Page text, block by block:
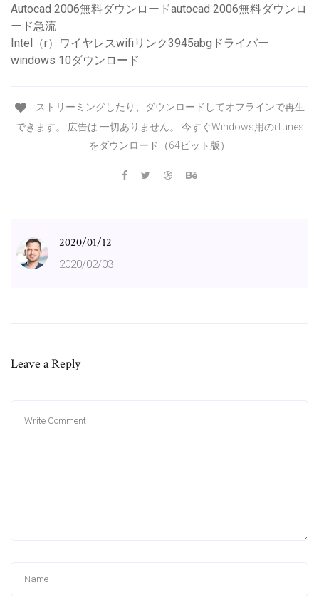
Autocad 2006無料ダウンロードautocad 2006無料ダウンロ
ード急流
Intel（r）ワイヤレスwifiリンク3945abgドライバー
windows 10ダウンロード
ストリーミングしたり、ダウンロードしてオフラインで再生
できます。 広告は 一切ありません。 今すぐWindows用のiTunes
をダウンロード（64ビット版）
2020/01/12
2020/02/03
Leave a Reply